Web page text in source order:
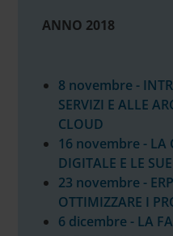
ANNO 2018
8 novembre -
SERVIZI E ALLE
CLOUD
16 novembre - LA
DIGITALE E LE
23 novembre -
OTTIMIZZARE I
6 dicembre - LA